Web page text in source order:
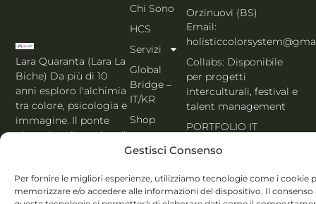
Gestisci Consenso
Per fornire le migliori esperienze, utilizziamo tecnologie come i cookie
memorizzare e/o accedere alle informazioni del dispositivo. Il consenso
Lara Quaranta (Lara La
Biche) Da più di 10
anni esploro l'alchimia
tra colore, psicologia e
immagine. Il ponte
che unisce l'estetica di
MBTI, Enneagramma &
Holistic Color
Chi Sono
HCS
Servizi
Global
Bridge –
IT/KR
Shop
Italiano
Orzinuovi (BS)
Email:
Collabs: Disponibile
per progetti
interculturali, festival e
talent management
PORTFOLIO IT